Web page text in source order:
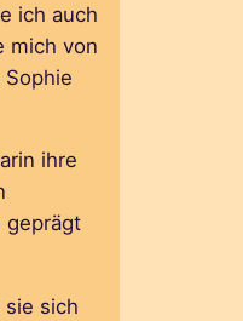
ich auch
mich von
Sophie
ihre
geprägt
sich